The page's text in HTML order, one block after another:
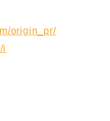
origin_pr/
i